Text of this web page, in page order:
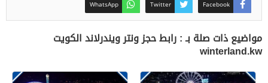
Facebook
Twitter
WhatsApp
مواضيع ذات صلة بـ : رابط حجز ونتر ويندرلاند الكويت
winterland.kw